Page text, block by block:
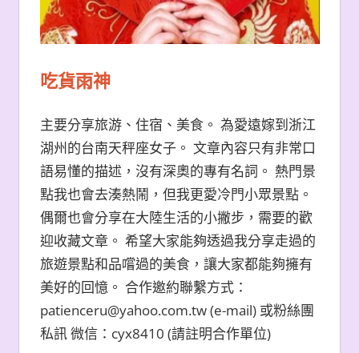
吃貨雨神
主要分享旅游、住宿、美食。 為愛遠嫁到浙江
湖州的台南天秤座女子。 文章內容只有非常口
語易懂的描述，沒有深奧的專有名詞。 熱門景
點我也會去湊熱鬧，但我更愛冷門小眾景點。
偶爾也會分享在大陸生活的小撇步，需要的歡
迎收藏文章。 希望大家能夠透過我分享走過的
旅遊景點和品嚐過的美食，讓大家都能夠擁有
美好的回憶。 合作邀約聯繫方式：
patienceru@yahoo.com.tw (e-mail) 或粉絲團
私訊 微信：cyx8410 (請註明合作單位)